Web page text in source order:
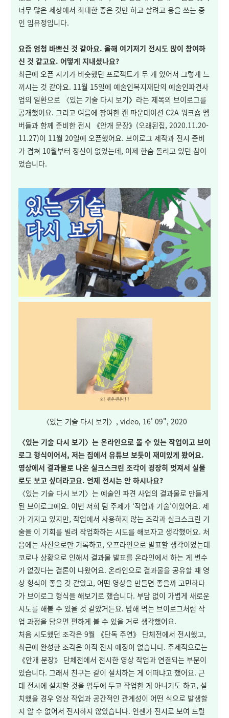
너무 많은 세상에서 최대한 좋은 것만 하고 살려고 용을 쓰는 중
인 임유정입니다.
요즘 엄청 바쁘신 것 같아요. 올해 여기저기 전시도 많이 참여하
신 것 같고요. 어떻게 지내셨나요?
최근에 오픈 시기가 비슷했던 프로젝트가 두 개 있어서 그렇게 느
끼시는 것 같아요. 11월 15일에 예술인복지재단의 예술인파견사
업의 일환으로 〈있는 기술 다시 보기〉 라는 제목의 브이로그를
공개했어요. 그리고 여름에 참여한 캔 파운데이션 C2A 워크숍 멤
버들과 함께 준비한 전시
《안개 문장》(오래된집, 2020.11.20-
11.27)이 11월 20일에 오픈했어요. 브이로그 제작과 전시 준비
가 겹쳐 10월부터 정신이 없었는데, 이제 한숨 돌리고 있던 참이
었습니다.
〈있는 기술 다시 보기〉, video, 16' 09", 2020
〈있는 기술 다시 보기〉는 온라인으로 볼 수 있는 작업이고 브이
로그 형식이어서, 저는 집에서 유튜브 보듯이 재미있게 봤어요.
영상에서 결과물로 나온 실크스크린 조각이 굉장히 멋져서 실물
로도 보고 싶더라고요. 언제 전시는 안 하시나요?
〈있는 기술 다시 보기〉는 예술인 파견 사업의 결과물로 만들게
된 브이로그에요. 이번 저희 팀 주제가 ‘작업과 기술’이었어요. 제
가 가지고 있지만, 작업에서 사용하지 않는 조각과 실크스크린 기
술을 이 기회를 빌려 작업화하는 시도를 해보자고 생각했어요. 처
음에는 사진으로만 기록하고, 오프라인으로 발표할 생각이었는데
코로나 상황으로 인해서 결과물 발표를 온라인에서 하는 게 변수
가 없겠다는 결론이 나왔어요. 온라인으로 결과물을 공유할 때 영
상 형식이 좋을 것 같았고, 어떤 영상을 만들면 좋을까 고민하다
가 브이로그 형식을 해보기로 했습니다. 부담 없이 가볍게 새로운
시도를 해볼 수 있을 것 같았거든요. 밥해 먹는 브이로그처럼 작
업 과정을 담으면 편하게 볼 수 있을 거로 생각했어요.
처음 시도했던 조각은 9월
《단독 주연》 단체전에서 전시했고,
최근에 완성한 조각은 아직 전시 예정이 없습니다. 주제적으로는
《안개 문장》 단체전에서 전시한 영상 작업과 연결되는 부분이
있습니다. 그래서 친구는 같이 설치하는 게 어떠냐고 했어요. 근
데 전시에 설치할 것을 염두에 두고 작업한 게 아니기도 하고, 설
치했을 경우 영상 작업과 공간적인 관계성이 어떤 식으로 발생할
지 알 수 없어서 전시하지 않았습니다. 언젠가 전시로 보여 드릴